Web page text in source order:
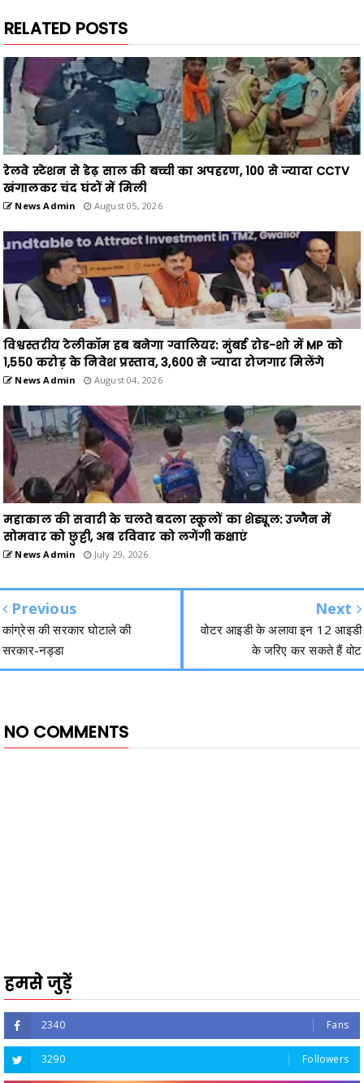
RELATED POSTS
रेलवे स्टेशन से डेढ़ साल की बच्ची का अपहरण, 100 से ज्यादा CCTV
खंगालकर चंद घंटों में मिली
News Admin August 05, 2026
विश्वस्तरीय टेलीकॉम हब बनेगा ग्वालियर: मुंबई रोड-शो में MP को
1,550 करोड़ के निवेश प्रस्ताव, 3,600 से ज्यादा रोजगार मिलेंगे
News Admin August 04, 2026
महाकाल की सवारी के चलते बदला स्कूलों का शेड्यूल: उज्जैन में
सोमवार को छुट्टी, अब रविवार को लगेंगी कक्षाएं
News Admin July 29, 2026
Previous
कांग्रेस की सरकार घोटाले की
सरकार-नड्डा
Next
वोटर आइडी के अलावा इन 12 आइडी
के जरिए कर सकते हैं वोट
NO COMMENTS
हमसे जुड़ें
2340 Fans
3290 Followers